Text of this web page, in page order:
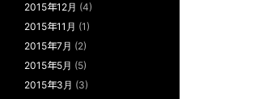
2015年12月 (4)
2015年11月 (1)
2015年7月 (2)
2015年5月 (5)
2015年3月 (3)